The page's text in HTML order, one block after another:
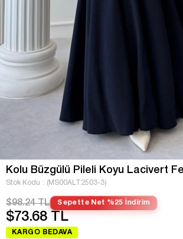
Kolu Büzgülü Pileli Koyu Lacivert
Stok Kodu (MS00ALT2503-3)
$98.24 TL Sepette Net %25 İndirim
$73.68 TL
KARGO BEDAVA